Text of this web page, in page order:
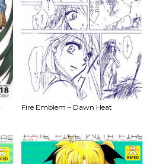
Fire Emblem – Dawn Heat